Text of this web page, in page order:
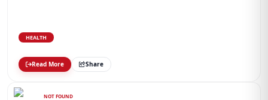
HEALTH
Read More Share
NOT FOUND